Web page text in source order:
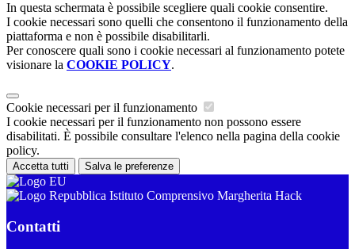
In questa schermata è possibile scegliere quali cookie consentire.
I cookie necessari sono quelli che consentono il funzionamento della
piattaforma e non è possibile disabilitarli.
Per conoscere quali sono i cookie necessari al funzionamento potete
visionare la COOKIE POLICY.
Cookie necessari per il funzionamento
I cookie necessari per il funzionamento non possono essere
disabilitati. È possibile consultare l'elenco nella pagina della cookie
policy.
Accetta tutti Salva le preferenze
Istituto Comprensivo Margherita Hack
Contatti